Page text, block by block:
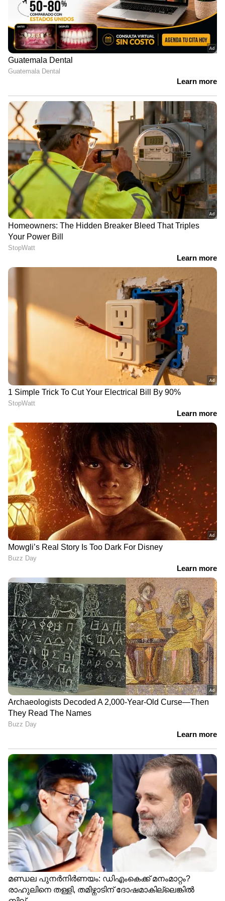
കാണാം. വളരെ പെട്ടെന്നാണ് വീഡിയോ
വൈറലായത്. അനവധിപ്പേർ വീഡിയോയ്ക്ക്
കമന്റുകളുമായി എത്തി. പട്ടിക്കുട്ടിയെ
നോക്കുന്നത് വളരെ വലിയ അധ്വാനമുള്ള
പണിയാണ് എന്നാണ് മിക്കവരും ഓർമ്മിപ്പിച്ചത്.
ചിലരൊക്കെ അങ്ങനെയൊരു സമ്മാനം
നൽകിയതിന് വിമർശനവും ഉന്നയിച്ചു.
അതേസമയം, അമ്മ അടുത്തില്ലാത്ത
പെൺകുട്ടിക്ക് പറ്റിയ സമ്മാനം തന്നെയാണ്
ഇതെന്ന് പറഞ്ഞവരും ഒരുപാടുണ്ട്.